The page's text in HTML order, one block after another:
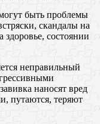
быть проблемы
скандалы на
здоровье, состоянии
неправильный
наносят вред
путаются, теряют